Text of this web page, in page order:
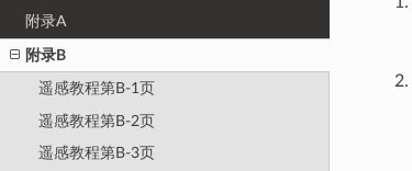
附录A
附录B
遥感教程第B-1页
遥感教程第B-2页
遥感教程第B-3页